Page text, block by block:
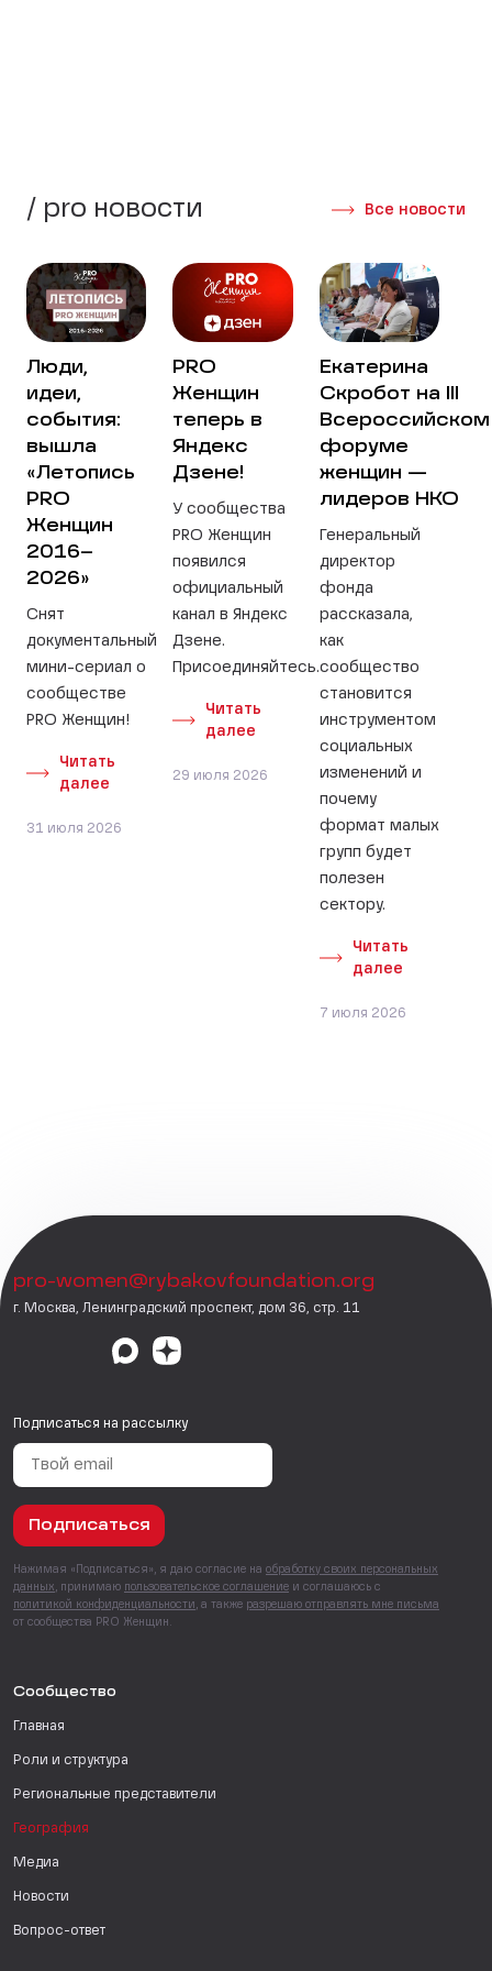
/ pro новости Все новости
Люди,
идеи,
события:
вышла
«Летопись
PRO
Женщин
2016–
2026»
Снят
документальный
мини-сериал о
сообществе
PRO Женщин!
Читать
далее
31 июля 2026
PRO
Женщин
теперь в
Яндекс
Дзене!
У сообщества
PRO Женщин
появился
официальный
канал в Яндекс
Дзене.
Присоединяйтесь.
Читать
далее
29 июля 2026
Екатерина
Скробот на III
Всероссийском
форуме
женщин —
лидеров НКО
Генеральный
директор
фонда
рассказала,
как
сообщество
становится
инструментом
социальных
изменений и
почему
формат малых
групп будет
полезен
сектору.
Читать
далее
7 июля 2026
pro-women@rybakovfoundation.org
г. Москва, Ленинградский проспект, дом 36, стр. 11
Подписаться на рассылку
Подписаться
Нажимая «Подписаться», я даю согласие на обработку своих персональных
данных , принимаю пользовательское соглашение и соглашаюсь с
политикой конфиденциальности , а также разрешаю отправлять мне письма
от сообщества PRO Женщин.
Сообщество
Главная
Роли и структура
Региональные представители
География
Медиа
Новости
Вопрос-ответ